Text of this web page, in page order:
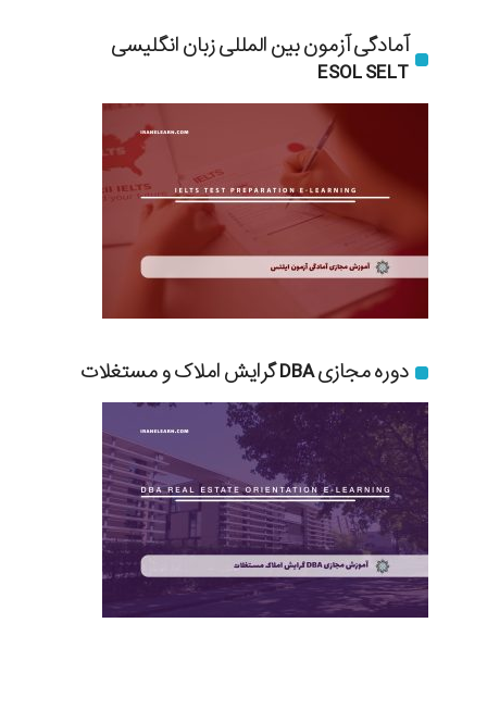
آمادگی آزمون بین المللی زبان انگلیسی
ESOL SELT
دوره مجازی DBA گرایش املاک و مستغلات